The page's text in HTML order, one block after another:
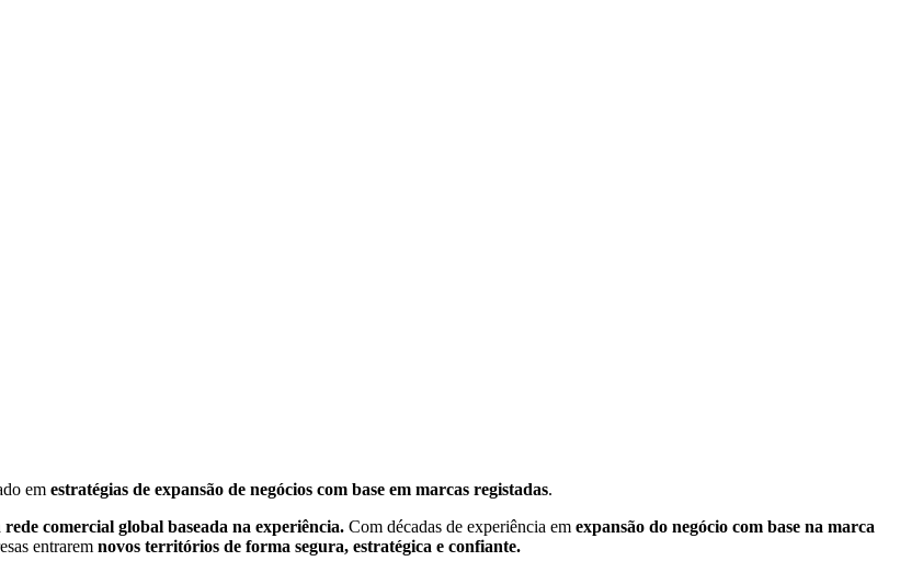
em estratégias de expansão de negócios com base em marcas registadas.
rede comercial global baseada na experiência. Com décadas de experiência em expansão do negócio com base na marca
entrarem novos territórios de forma segura, estratégica e confiante.